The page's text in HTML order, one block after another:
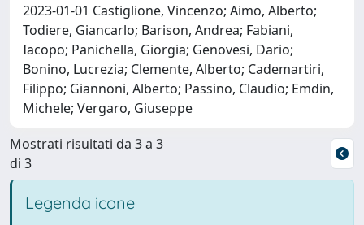
2023-01-01 Castiglione, Vincenzo; Aimo, Alberto;
Todiere, Giancarlo; Barison, Andrea; Fabiani,
Iacopo; Panichella, Giorgia; Genovesi, Dario;
Bonino, Lucrezia; Clemente, Alberto; Cademartiri,
Filippo; Giannoni, Alberto; Passino, Claudio; Emdin,
Michele; Vergaro, Giuseppe
Mostrati risultati da 3 a 3
di 3
Legenda icone